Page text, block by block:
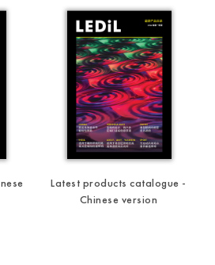
Latest products catalogue -
Chinese version